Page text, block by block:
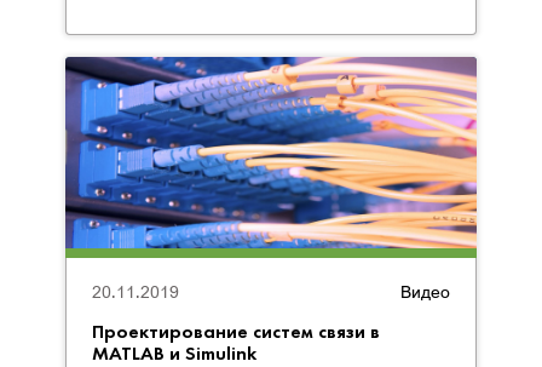
Видео
Проектирование систем связи в
MATLAB и Simulink
20.11.2019